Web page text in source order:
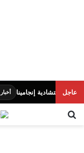
عاجلإنجامينا أخبار الناس